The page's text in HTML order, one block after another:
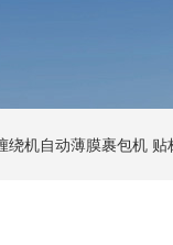
绕机自动薄膜裹包机 贴